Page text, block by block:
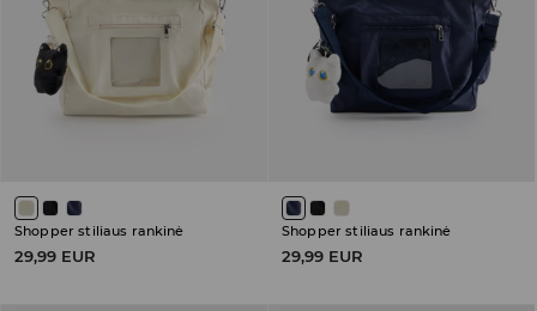
Shopper stiliaus rankinė
29,99 EUR
Shopper stiliaus rankinė
29,99 EUR